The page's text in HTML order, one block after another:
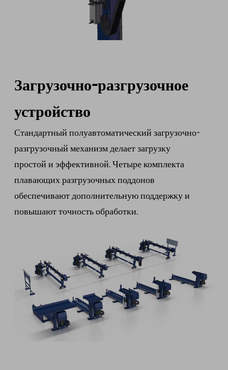
Загрузочно-разгрузочное
устройство
Стандартный полуавтоматический загрузочно-
разгрузочный механизм делает загрузку
простой и эффективной. Четыре комплекта
плавающих разгрузочных поддонов
обеспечивают дополнительную поддержку и
повышают точность обработки.